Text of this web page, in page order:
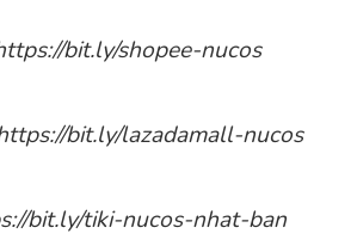
bit.ly/shopee-nucos
bit.ly/lazadamall-nucos
bit.ly/tiki-nucos-nhat-ban